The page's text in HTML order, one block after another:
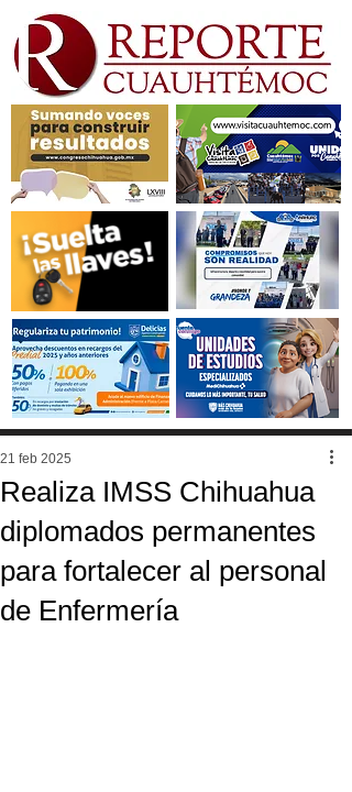
Realiza IMSS Chihuahua
diplomados permanentes
para fortalecer al personal
de Enfermería
21 feb 2025